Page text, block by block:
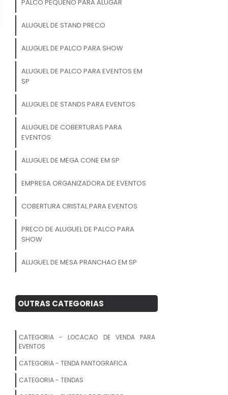
PALCO PEQUENO PARA ALUGAR
ALUGUEL DE STAND PRECO
ALUGUEL DE PALCO PARA SHOW
ALUGUEL DE PALCO PARA EVENTOS EM
SP
ALUGUEL DE STANDS PARA EVENTOS
ALUGUEL DE COBERTURAS PARA
EVENTOS
ALUGUEL DE MEGA CONE EM SP
EMPRESA ORGANIZADORA DE EVENTOS
COBERTURA CRISTAL PARA EVENTOS
PRECO DE ALUGUEL DE PALCO PARA
SHOW
ALUGUEL DE MESA PRANCHAO EM SP
ALUGUEL DE EXTINTOR EM SP
ALUGAR MOVEIS PARA FESTA
OUTRAS CATEGORIAS
CATEGORIA - LOCACAO DE VENDA PARA
EVENTOS
CATEGORIA - TENDA PANTOGRAFICA
CATEGORIA - TENDAS